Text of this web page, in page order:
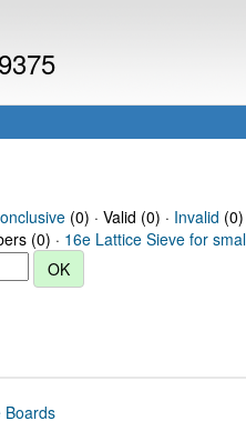
(0) · Valid (0) · Invalid (0)
(0) · 16e Lattice Sieve for
Boards